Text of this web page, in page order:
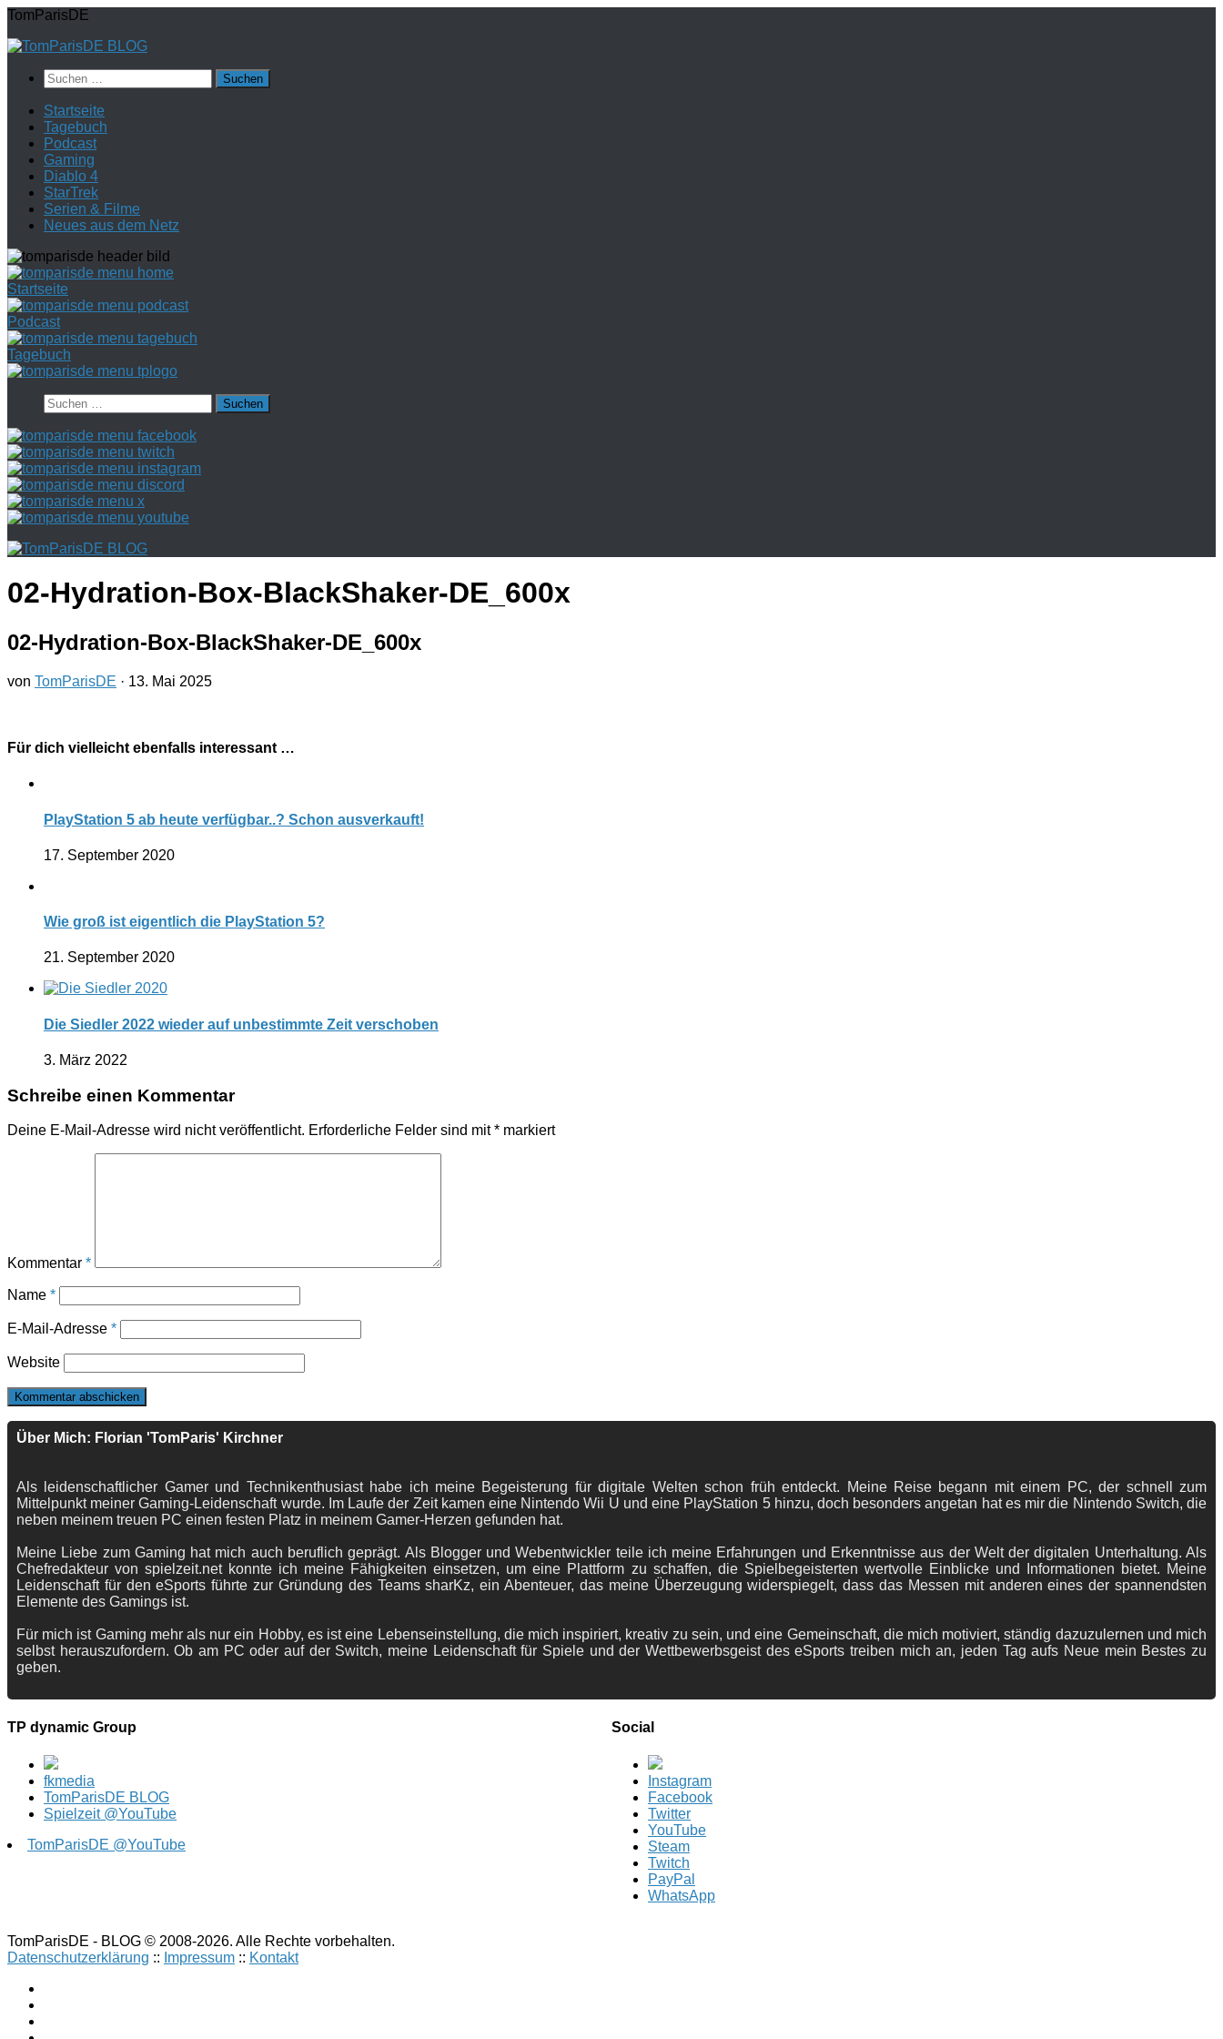
Zum
springen
TomParisDE
Suchen
nach:
Startseite
Tagebuch
Podcast
Gaming
Diablo 4
StarTrek
Serien & Filme
Neues aus dem Netz
Startseite
Podcast
Tagebuch
Suchen
nach:
02-Hydration-Box-BlackShaker-DE_600x
02-Hydration-Box-BlackShaker-DE_600x
von TomParisDE · 13. Mai 2025
Für dich vielleicht ebenfalls interessant …
PlayStation 5 ab heute verfügbar..? Schon ausverkauft!
17. September 2020
Wie groß ist eigentlich die PlayStation 5?
21. September 2020
Die Siedler 2022 wieder auf unbestimmte Zeit verschoben
3. März 2022
Schreibe einen Kommentar
Deine E-Mail-Adresse wird nicht veröffentlicht. Erforderliche Felder sind mit* markiert
Kommentar *
Name *
E-Mail-Adresse *
Website
Über Mich: Florian 'TomParis' Kirchner
Als leidenschaftlicher Gamer und Technikenthusiast habe ich meine Begeisterung für digitale Welten schon früh entdeckt. Meine Reise begann mit einem PC, der schnell zum
Mittelpunkt meiner Gaming-Leidenschaft wurde. Im Laufe der Zeit kamen eine Nintendo Wii U und eine PlayStation 5 hinzu, doch besonders angetan hat es mir die Nintendo Switch, die
neben meinem treuen PC einen festen Platz in meinem Gamer-Herzen gefunden hat.
Meine Liebe zum Gaming hat mich auch beruflich geprägt. Als Blogger und Webentwickler teile ich meine Erfahrungen und Erkenntnisse aus der Welt der digitalen Unterhaltung. Als
Chefredakteur von spielzeit.net konnte ich meine Fähigkeiten einsetzen, um eine Plattform zu schaffen, die Spielbegeisterten wertvolle Einblicke und Informationen bietet. Meine
Leidenschaft für den eSports führte zur Gründung des Teams sharKz, ein Abenteuer, das meine Überzeugung widerspiegelt, dass das Messen mit anderen eines der spannendsten
Elemente des Gamings ist.
Für mich ist Gaming mehr als nur ein Hobby, es ist eine Lebenseinstellung, die mich inspiriert, kreativ zu sein, und eine Gemeinschaft, die mich motiviert, ständig dazuzulernen und mich
selbst herauszufordern. Ob am PC oder auf der Switch, meine Leidenschaft für Spiele und der Wettbewerbsgeist des eSports treiben mich an, jeden Tag aufs Neue mein Bestes zu
geben.
TP dynamic Group
fkmedia
TomParisDE BLOG
Spielzeit @YouTube
TomParisDE @YouTube
Social
Instagram
Facebook
Twitter
YouTube
Steam
Twitch
PayPal
WhatsApp
TomParisDE - BLOG © 2008-2026. Alle Rechte vorbehalten.
Datenschutzerklärung :: Impressum :: Kontakt